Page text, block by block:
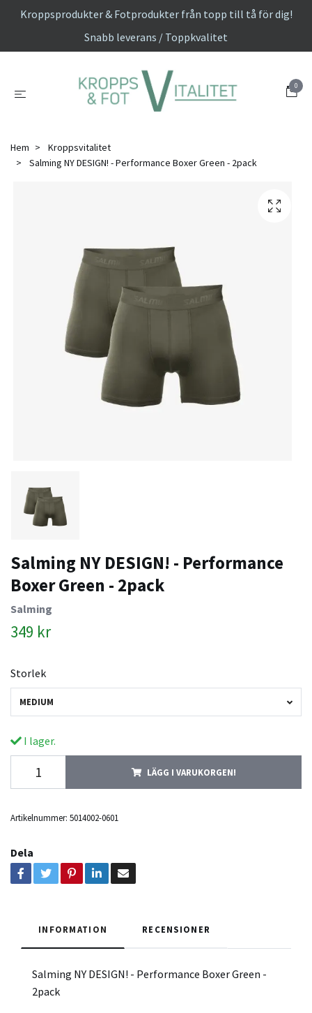
Kroppsprodukter & Fotprodukter från topp till tå för dig!
Snabb leverans / Toppkvalitet
0
Hem
Kroppsvitalitet
Salming NY DESIGN! - Performance Boxer Green - 2pack
Salming NY DESIGN! - Performance
Boxer Green - 2pack
Salming
349 kr
Storlek
MEDIUM
I lager.
LÄGG I VARUKORGEN!
Artikelnummer: 5014002-0601
Dela
INFORMATION RECENSIONER
Salming NY DESIGN! - Performance Boxer Green -
2pack